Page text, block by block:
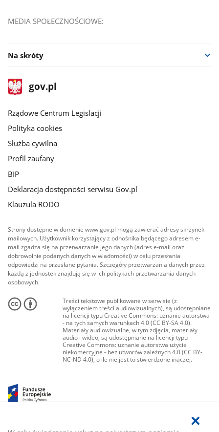
MEDIA SPOŁECZNOŚCIOWE:
Na skróty
stopka
gov.plStrona
gov.pl
Rządowe Centrum Legislacji
Polityka cookies
Służba cywilna
Profil zaufany
BIP
Deklaracja dostępności serwisu Gov.pl
Klauzula RODO
Strony dostępne w domenie www.gov.pl mogą zawierać adresy skrzynek
mailowych. Użytkownik korzystający z odnośnika będącego adresem e-
mail zgadza się na przetwarzanie jego danych (adres e-mail oraz
dobrowolnie podanych danych w wiadomości) w celu przesłania
odpowiedzi na przesłane pytania. Szczegóły przetwarzania danych przez
każdą z jednostek znajdują się w ich politykach przetwarzania danych
osobowych.
Treści tekstowe publikowane w serwisie (z
wyłączeniem treści audiowizualnych), są udostępniane
na licencji typu Creative Commons: uznanie autorstwa
- na tych samych warunkach 4.0 (CC BY-SA 4.0).
Materiały audiowizualne, w tym zdjęcia, materiały
audio i wideo, są udostępniane na licencji typu
Creative Commons: uznanie autorstwa użycie
niekomercyjne - bez utworów zależnych 4.0 (CC BY-
NC-ND 4.0), o ile nie jest to stwierdzone inaczej.